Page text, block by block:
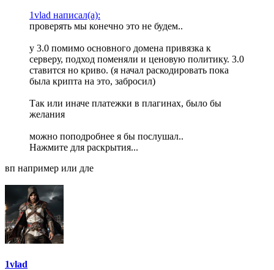
1vlad написал(а):
проверять мы конечно это не будем..
у 3.0 помимо основного домена привязка к
серверу, подход поменяли и ценовую политику. 3.0
ставится но криво. (я начал раскодировать пока
была крипта на это, забросил)
Так или иначе платежки в плагинах, было бы
желания
можно поподробнее я бы послушал..
Нажмите для раскрытия...
вп например или дле
1vlad